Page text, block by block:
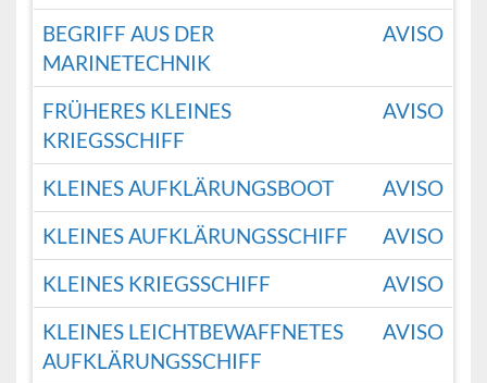
BEGRIFF AUS DER
MARINETECHNIK
AVISO
FRÜHERES KLEINES
KRIEGSSCHIFF
AVISO
KLEINES AUFKLÄRUNGSBOOT
AVISO
KLEINES AUFKLÄRUNGSSCHIFF
AVISO
KLEINES KRIEGSSCHIFF
AVISO
KLEINES LEICHTBEWAFFNETES
AUFKLÄRUNGSSCHIFF
AVISO